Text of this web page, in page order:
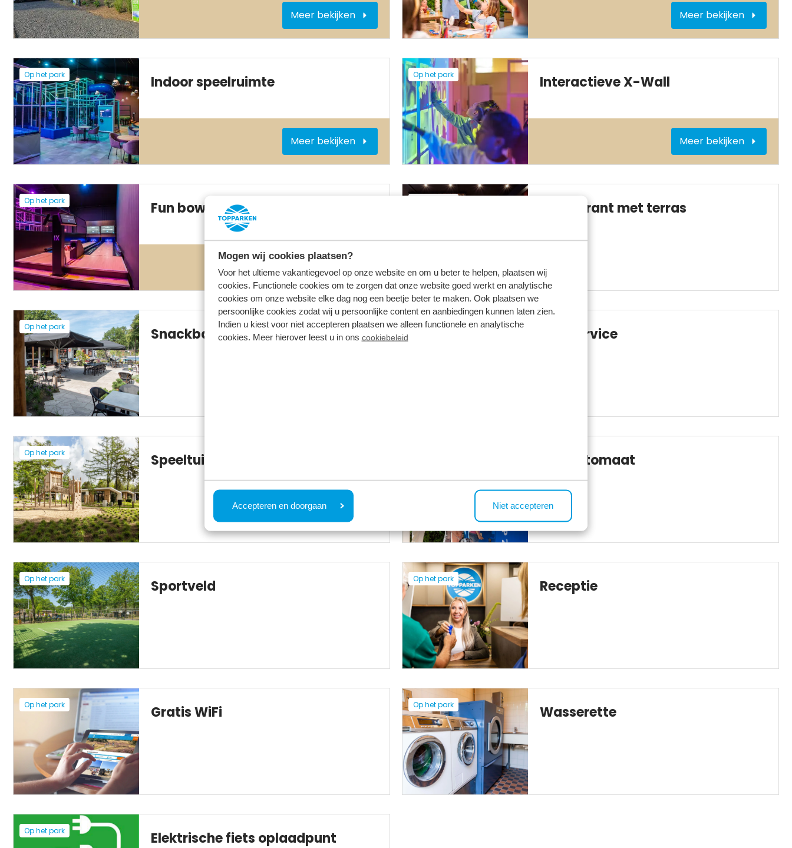
Mogen wij cookies plaatsen?
Voor het ultieme vakantiegevoel op onze website en om u beter te helpen, plaatsen wij
cookies. Functionele cookies om te zorgen dat onze website goed werkt en analytische
cookies om onze website elke dag nog een beetje beter te maken. Ook plaatsen we
persoonlijke cookies zodat wij u persoonlijke content en aanbiedingen kunnen laten zien.
Indien u kiest voor niet accepteren plaatsen we alleen functionele en analytische
cookies. Meer hierover leest u in ons cookiebeleid
Accepteren en doorgaan Niet accepteren
Meer bekijken Meer bekijken
Op het park Indoor speelruimte
Meer bekijken
Op het park Interactieve X-Wall
Meer bekijken
Op het park Fun bowlingbanen
Meer bekijken
Restaurant met terras
Op het park Snackbar Op het park BBQ service
Op het park Speeltuinen 24h automaat
Op het park Sportveld Op het park Receptie
Op het park Gratis WiFi Op het park Wasserette
Op het park Elektrische fiets oplaadpunt